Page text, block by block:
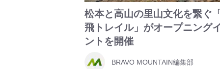
松本と高山の里山文化を繋ぐ
飛トレイル」がオープニング
ントを開催
BRAVO MOUNTAIN編集部